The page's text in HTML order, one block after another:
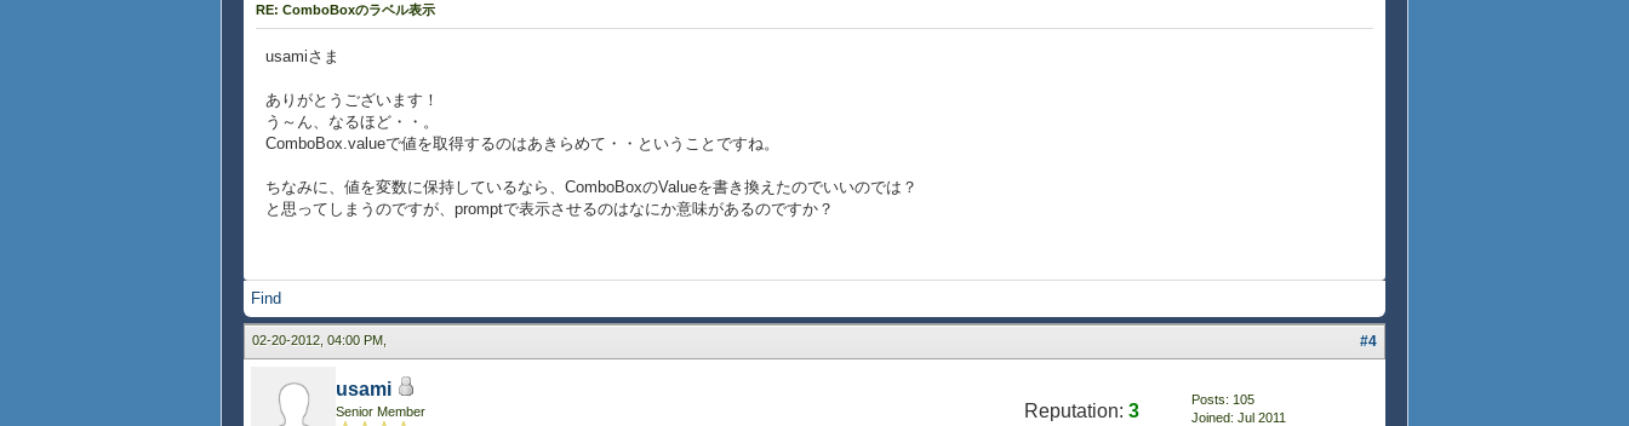
{ListValueItem
label = lb[{val.to-int} - 1].value
}
},
{on e:ValueFinished at cbo:ComboBox do
{display.clear}
{display.add {format "value: %s", st}}
{e.consume}
}
}
}
RE: ComboBoxのラベル表示
usamiさま
ありがとうございます！
う～ん、なるほど・・。
ComboBox.valueで値を取得するのはあきらめて・・ということですね。
ちなみに、値を変数に保持しているなら、ComboBoxのValueを書き換えたのでいいのでは？
と思ってしまうのですが、promptで表示させるのはなにか意味があるのですか？
Find
02-20-2012, 04:00 PM, #4
usami
Senior Member Reputation: 3
Posts: 105
Joined: Jul 2011